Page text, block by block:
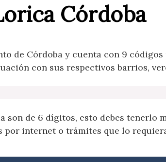
Córdoba
de Córdoba y cuenta con 9 códigos
con sus respectivos barrios,
son de 6 dígitos, esto debes tenerlo
por internet o trámites que lo